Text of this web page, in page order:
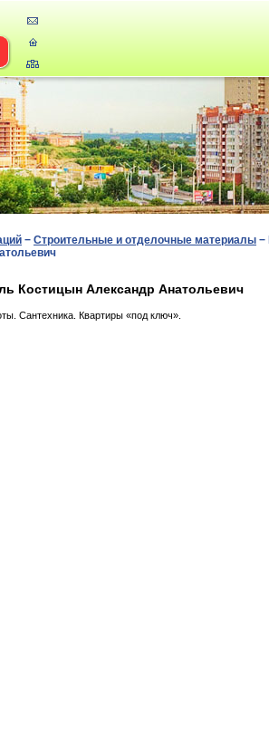
− Строительные и отделочные материалы −
Костицын Александр Анатольевич
Сантехника. Квартиры «под ключ».